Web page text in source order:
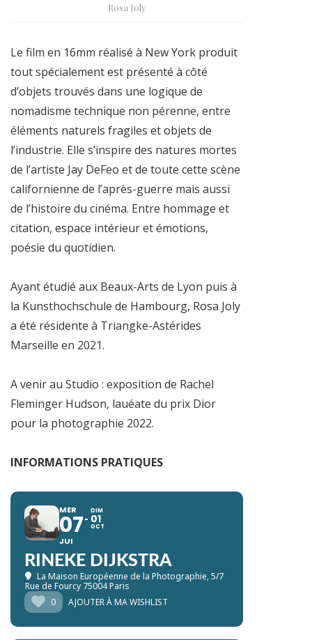
Rosa Joly
Le film en 16mm réalisé à New York produit
tout spécialement est présenté à côté
d’objets trouvés dans une logique de
nomadisme technique non pérenne, entre
éléments naturels fragiles et objets de
l’industrie. Elle s’inspire des natures mortes
de l’artiste Jay DeFeo et de toute cette scène
californienne de l’après-guerre mais aussi
de l’histoire du cinéma. Entre hommage et
citation, espace intérieur et émotions,
poésie du quotidien.
Ayant étudié aux Beaux-Arts de Lyon puis à
la Kunsthochschule de Hambourg, Rosa Joly
a été résidente à Triangke-Astérides
Marseille en 2021.
A venir au Studio : exposition de Rachel
Fleminger Hudson, lauéate du prix Dior
pour la photographie 2022.
INFORMATIONS PRATIQUES
MER
07
JUI
DIM
01
OCT
RINEKE DIJKSTRA
La Maison Européenne de la Photographie, 5/7
Rue de Fourcy 75004 Paris
0
AJOUTER À MA WISHLIST